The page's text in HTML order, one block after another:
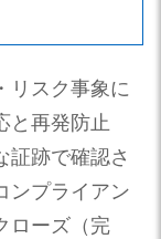
リスク事象に
と再発防止
証跡で確認さ
ンプライアン
ローズ（完